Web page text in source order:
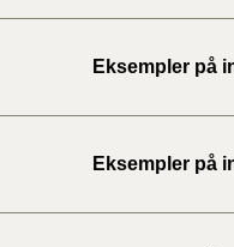
Eksempler på
Eksempler på